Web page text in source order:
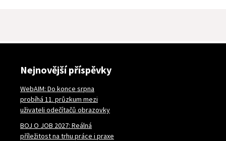
Nejnovější příspěvky
WebAIM: Do konce srpna
probíhá 11. průzkum mezi
uživateli odečítačů obrazovky
BOJ O JOB 2027: Reálná
příležitost na trhu práce i praxe